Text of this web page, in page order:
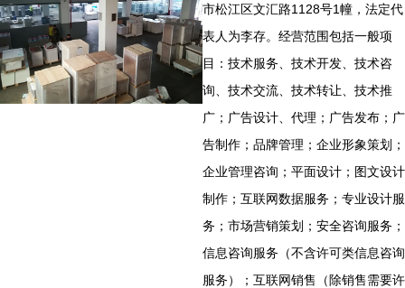
市松江区文汇路1128号1幢，法定代
表人为李存。经营范围包括一般项
目：技术服务、技术开发、技术咨
询、技术交流、技术转让、技术推
广；广告设计、代理；广告发布；广
告制作；品牌管理；企业形象策划；
企业管理咨询；平面设计；图文设计
制作；互联网数据服务；专业设计服
务；市场营销策划；安全咨询服务；
信息咨询服务（不含许可类信息咨询
服务）；互联网销售（除销售需要许